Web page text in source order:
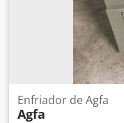
Enfriador de Agfa
Agfa